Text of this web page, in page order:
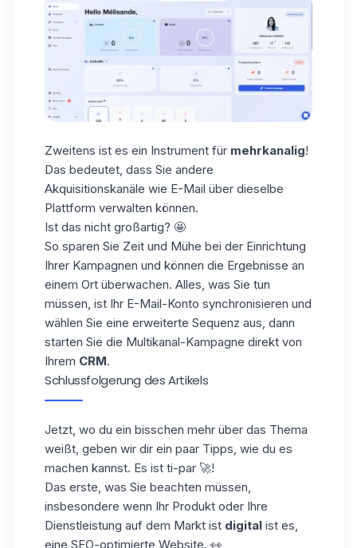
Zweitens ist es ein Instrument für mehrkanalig!
Das bedeutet, dass Sie andere
Akquisitionskanäle wie E-Mail über dieselbe
Plattform verwalten können.
Ist das nicht großartig? 🤩
So sparen Sie Zeit und Mühe bei der Einrichtung
Ihrer Kampagnen und können die Ergebnisse an
einem Ort überwachen. Alles, was Sie tun
müssen, ist Ihr E-Mail-Konto synchronisieren und
wählen Sie eine erweiterte Sequenz aus, dann
starten Sie die Multikanal-Kampagne direkt von
Ihrem CRM.
Schlussfolgerung des Artikels
Jetzt, wo du ein bisschen mehr über das Thema
weißt, geben wir dir ein paar Tipps, wie du es
machen kannst. Es ist ti-par 🚀!
Das erste, was Sie beachten müssen,
insbesondere wenn Ihr Produkt oder Ihre
Dienstleistung auf dem Markt ist digital ist es,
eine SEO-optimierte Website. 👀